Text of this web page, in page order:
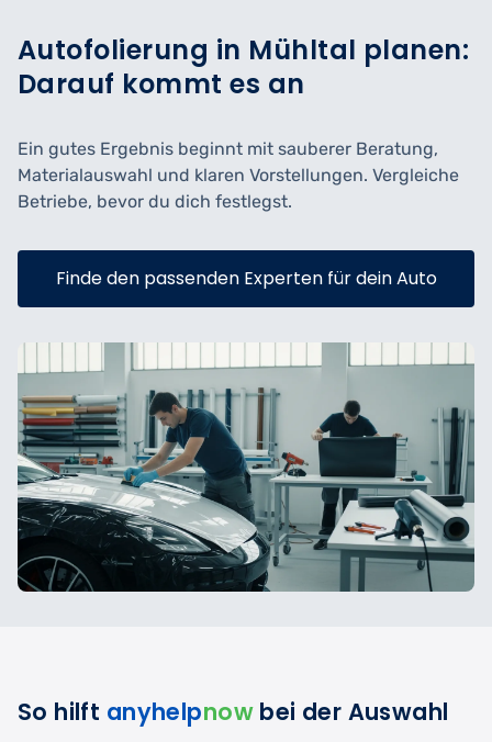
Autofolierung in Mühltal planen:
Darauf kommt es an
Ein gutes Ergebnis beginnt mit sauberer Beratung,
Materialauswahl und klaren Vorstellungen. Vergleiche
Betriebe, bevor du dich festlegst.
Finde den passenden Experten für dein Auto
So hilft anyhelpnowbei der Auswahl